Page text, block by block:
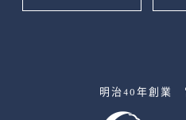
明治40年創業